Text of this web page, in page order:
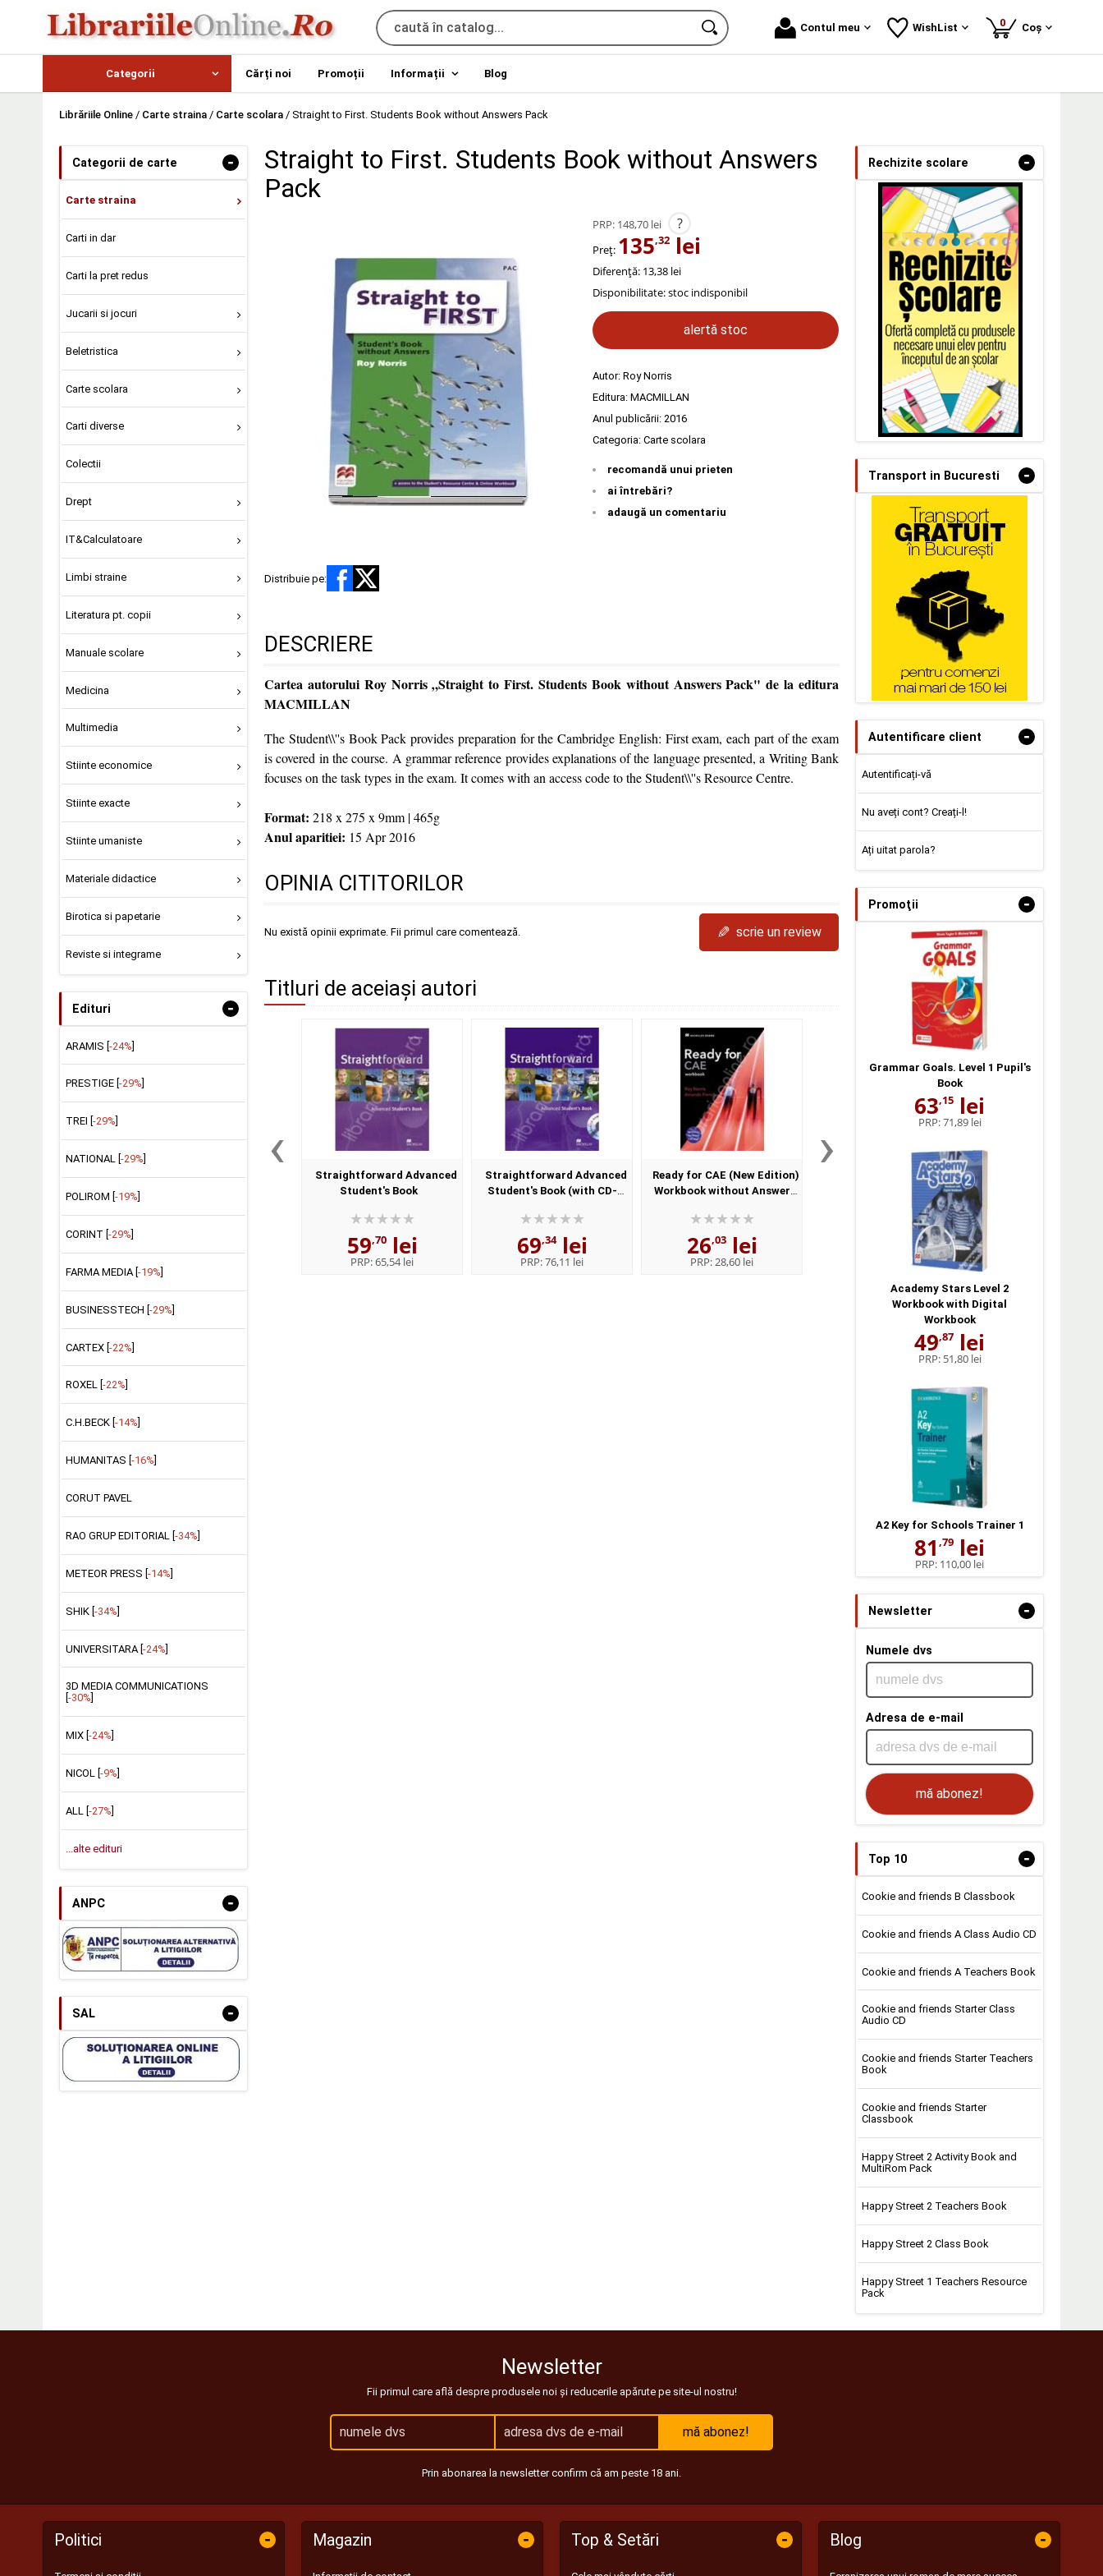
Contul meu WishList 0produse
Coș
Categorii Cărți noi Promoții Informații Blog
Librăriile Online / Carte straina / Carte scolara / Straight to First. Students Book without Answers Pack
Categorii de carte -
Carte straina
Carti in dar
Carti la pret redus
Jucarii si jocuri
Beletristica
Carte scolara
Carti diverse
Colectii
Drept
IT&Calculatoare
Limbi straine
Literatura pt. copii
Manuale scolare
Medicina
Multimedia
Stiinte economice
Stiinte exacte
Stiinte umaniste
Materiale didactice
Birotica si papetarie
Reviste si integrame
Edituri -
ARAMIS [-24%]
PRESTIGE [ -29%
TREI [ -29%
NATIONAL [ -29%
POLIROM [ -19%
CORINT [ -29%
FARMA MEDIA [ -19%
BUSINESSTECH [-29%]
CARTEX [-22%]
ROXEL [ -22%
C.H.BECK [ -14%
HUMANITAS [ -16%
CORUT PAVEL
RAO GRUP EDITORIAL [ -34%
METEOR PRESS [ -14%
SHIK [-34%]
UNIVERSITARA [-24%]
3D MEDIA COMMUNICATIONS
-30%
MIX [ -24%
NICOL [ -9%
ALL [ -27%
...alte edituri
ANPC -
SAL -
Straight to First. Students Book without Answers
Pack
PRP: 148,70 lei ?
Preț: 135,32 lei
Diferență: 13,38 lei
Disponibilitate:stoc indisponibil
alertă stoc
Autor: Roy Norris
Editura: MACMILLAN
Anul publicării: 2016
Categoria: Carte scolara
recomandă unui prieten
ai întrebări?
adaugă un comentariu
Distribuie pe:
DESCRIERE
Cartea autorului Roy Norris „Straight to First. Students Book without Answers Pack" de la editura
MACMILLAN
The Student\\''s Book Pack provides preparation for the Cambridge English: First exam, each part of the exam
is covered in the course. A grammar reference provides explanations of the language presented, a Writing Bank
focuses on the task types in the exam. It comes with an access code to the Student\\''s Resource Centre.
Format: 218 x 275 x 9mm | 465g
Anul aparitiei: 15 Apr 2016
OPINIA CITITORILOR
Nu există opinii exprimate. Fii primul care comentează. ✎ scrie un review
Titluri de aceiași autori
‹
Straightforward Advanced
Student's Book
59,70lei
PRP:65,54 lei
Straightforward Advanced
Student's Book (with CD-
69,34lei
PRP:76,11 lei
Ready for CAE (New Edition)
Workbook without Answer
26,03lei
PRP:28,60 lei
Ready for FCE Workbook
with Answer Key
lei
49,69 lei
›
Rechizite scolare -
Transport in Bucuresti -
Autentificare client -
Autentificați-vă
Nu aveți cont? Creați-l!
Ați uitat parola?
Promoţii -
Grammar Goals. Level 1 Pupil's
Book
63,15 lei
PRP:71,89 lei
Academy Stars Level 2
Workbook with Digital
Workbook
49,87 lei
PRP: 51,80 lei
A2 Key for Schools Trainer 1
81 ,79 lei
PRP: 110,00 lei
Newsletter -
Numele dvs
Adresa de e-mail
mă abonez!
Top 10 -
Cookie and friends B Classbook
Cookie and friends A Class Audio CD
Cookie and friends A Teachers Book
Cookie and friends Starter Class
Audio CD
Cookie and friends Starter Teachers
Book
Cookie and friends Starter
Classbook
Happy Street 2 Activity Book and
MultiRom Pack
Happy Street 2 Teachers Book
Happy Street 2 Class Book
Happy Street 1 Teachers Resource
Pack
Newsletter
Fii primul care află despre produsele noi și reducerile apărute pe site-ul nostru!
mă abonez!
Prin abonarea la newsletter confirm că am peste 18 ani.
Politici - Magazin - Top & Setări - Blog -